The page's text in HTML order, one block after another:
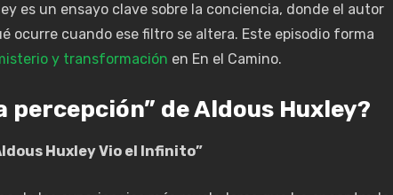
es un ensayo clave sobre la conciencia, donde el autor
ocurre cuando ese filtro se altera. Este episodio forma
y transformación en En el Camino.
percepción” de Aldous Huxley?
Huxley Vio el Infinito”